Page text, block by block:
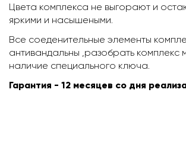
Цвета комплекса не выгорают и
яркими и насышеными.
Все соеденительные элементы
антивандальны ,разобрать комплекс
наличие специального ключа.
Гарантия - 12 месяцев со дня